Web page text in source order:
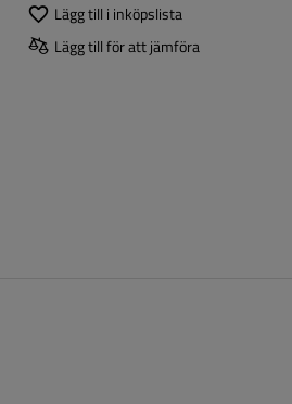
Lägg till i inköpslista
Lägg till för att jämföra